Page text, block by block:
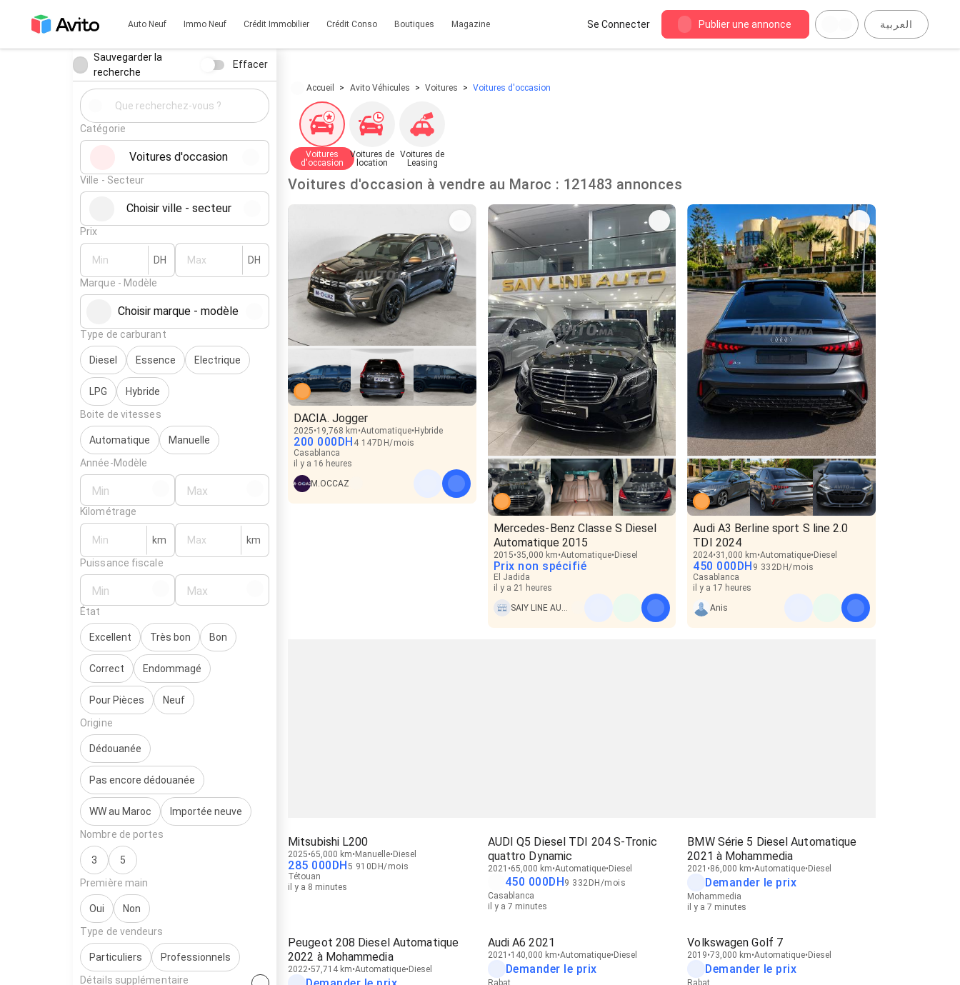
Auto Neuf Immo Neuf Crédit Immobilier Crédit Conso Boutiques Magazine Se Connecter Publier une annonce العربية
Sauvegarder la
recherche
Effacer
Catégorie
Voitures d'occasion
Ville - Secteur
Choisir ville - secteur
Prix
DH DH
Marque - Modèle
Choisir marque - modèle
Type de carburant
Diesel Essence Electrique
LPG
Hybride
Boite de vitesses
Automatique
Manuelle
Année-Modèle
Min Max
Kilométrage
km km
Puissance fiscale
Min Max
État
Excellent Très bon Bon
Correct Endommagé
Pour Pièces
Neuf
Origine
Dédouanée
Pas encore dédouanée
WW au Maroc
Importée neuve
Nombre de portes
3
5
Première main
Oui
Non
Type de vendeurs
Particuliers
Professionnels
Détails supplémentaire
Accueil Avito Véhicules Voitures Voitures d'occasion
Voitures
d'occasion
Voitures de
location
Voitures de
Leasing
Voitures d'occasion à vendre au Maroc : 121483 annonces
DACIA. Jogger
2025 19,768 km Automatique Hybride
200 000DH 4 147DH/mois
Casablanca
il y a 16 heures
M.OCCAZ
Mercedes-Benz Classe S Diesel
Automatique 2015
2015 35,000 km Automatique Diesel
Prix non spécifié
El Jadida
il y a 21 heures
Audi A3 Berline sport S line 2.0
TDI 2024
2024 31,000 km Automatique Diesel
450 000DH 9 332DH/mois
Casablanca
il y a 17 heures
Anis
Mitsubishi L200
2025 65,000 km Manuelle Diesel
285 000DH5 910DH/mois
Tétouan
il y a 8 minutes
AUDI Q5 Diesel TDI 204 S-Tronic
quattro Dynamic
2021 65,000 km Automatique Diesel
450 000DH9 332 DH /mois
Casablanca
il y a 7 minutes
BMW Série 5 Diesel Automatique
2021 à Mohammedia
2021 86,000 km Automatique Diesel
Demander le prix
Mohammedia
il y a 7 minutes
Peugeot 208 Diesel Automatique
2022 à Mohammedia
2022 57,714 km Automatique Diesel
Audi A6 2021
2021 140,000 km Automatique Diesel
Demander le prix
Rabat
Volkswagen Golf 7
2019 73,000 km Automatique Diesel
Demander le prix
Rabat